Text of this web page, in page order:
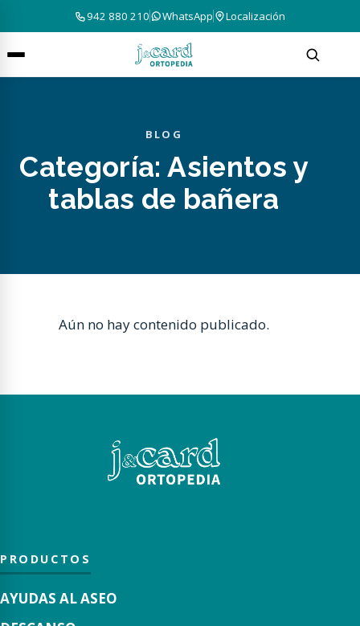
942 880 210 WhatsApp Localización
BLOG
Categoría:Asientos y
tablas de bañera
Aún no hay contenido publicado.
PRODUCTOS
AYUDAS AL ASEO